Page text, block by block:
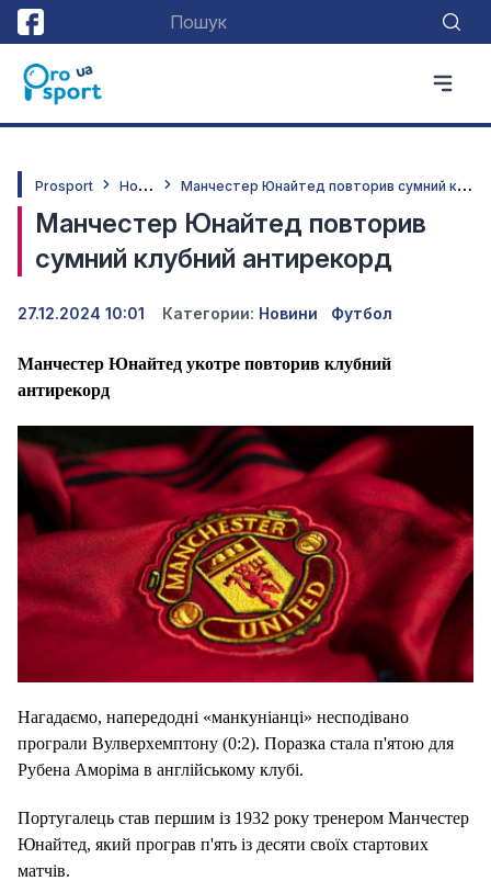
Prosport Н
овини М
анчестер Юнайтед повторив сумний клубний антирекорд
Манчестер Юнайтед повторив
сумний клубний антирекорд
27.12.2024 10:01 Категории: Новини Футбол
Манчестер Юнайтед укотре повторив клубний
антирекорд
Нагадаємо, напередодні «манкуніанці» несподівано
програли Вулверхемптону (0:2). Поразка стала п'ятою для
Рубена Аморіма в англійському клубі.
Португалець став першим із 1932 року тренером Манчестер
Юнайтед, який програв п'ять із десяти своїх стартових
матчів.